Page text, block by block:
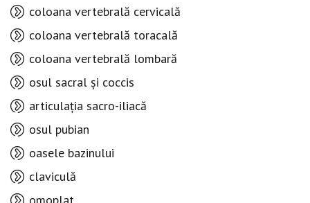
coloana vertebrală cervicală
coloana vertebrală toracală
coloana vertebrală lombară
osul sacral și coccis
articulația sacro-iliacă
osul pubian
oasele bazinului
claviculă
omoplat